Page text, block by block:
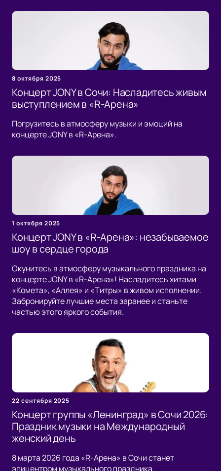
8 октября 2025
Концерт JONY в Сочи: Насладитесь живым
выступлением в «R-Арена»
Погрузитесь в атмосферу музыки и эмоций на
концерте JONY в «R-Арена».
1 октября 2025
Концерт JONY в «R-Арена»: незабываемое
шоу в сердце города
Окунитесь в атмосферу музыкального праздника на
концерте JONY в «R-Арена»! Насладитесь хитами
«Комета», «Аллея» и «Титры» в живом исполнении.
Забронируйте лучшие места заранее и станьте
частью этого яркого события.
22 сентября 2025
Концерт группы «Ленинград» в Сочи 2026:
Праздник музыки на Международный
женский день
8 марта 2026 года «R-Арена» в Сочи станет
эпицентром музыкального праздника.